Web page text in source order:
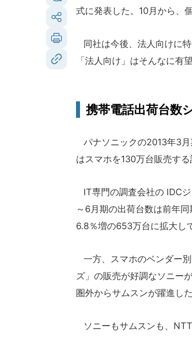
式に発表した。10月から、
同社は今後、法人向けに
「法人向け」はそんなに
携帯電話出荷台数
パナソニックの2013年3
はスマホを130万台販売す
IT専門の調査会社の IDC
～6月期の出荷台数は前年
6.8％増の653万台に拡大し
一方、スマホのベンダー
ズ」の販売が好調なソニー
圏外からサムスンが躍進した
ソニーもサムスンも、